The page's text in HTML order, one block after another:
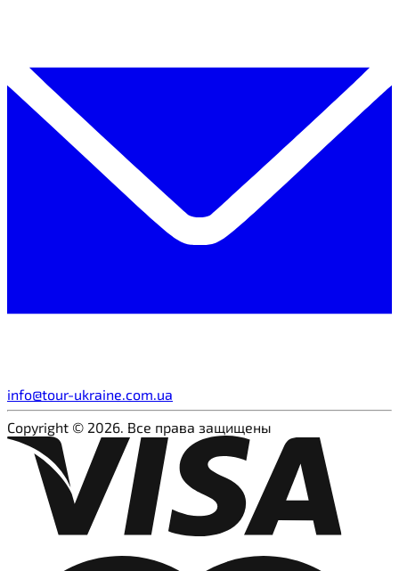
info@tour-ukraine.com.ua
Copyright © 2026. Все права защищены